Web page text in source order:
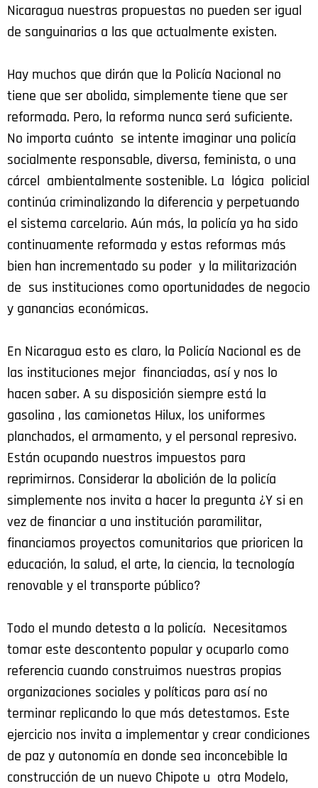
Nicaragua nuestras propuestas no pueden ser igual
de sanguinarias a las que actualmente existen.
Hay muchos que dirán que la Policía Nacional no
tiene que ser abolida, simplemente tiene que ser
reformada. Pero, la reforma nunca será suficiente.
No importa cuánto se intente imaginar una policía
socialmente responsable, diversa, feminista, o una
cárcel ambientalmente sostenible. La lógica policial
continúa criminalizando la diferencia y perpetuando
el sistema carcelario. Aún más, la policía ya ha sido
continuamente reformada y estas reformas más
bien han incrementado su poder y la militarización
de sus instituciones como oportunidades de negocio
y ganancias económicas.
En Nicaragua esto es claro, la Policía Nacional es de
las instituciones mejor financiadas, así y nos lo
hacen saber. A su disposición siempre está la
gasolina , las camionetas Hilux, los uniformes
planchados, el armamento, y el personal represivo.
Están ocupando nuestros impuestos para
reprimirnos. Considerar la abolición de la policía
simplemente nos invita a hacer la pregunta ¿Y si en
vez de financiar a una institución paramilitar,
financiamos proyectos comunitarios que prioricen la
educación, la salud, el arte, la ciencia, la tecnología
renovable y el transporte público?
Todo el mundo detesta a la policía. Necesitamos
tomar este descontento popular y ocuparlo como
referencia cuando construimos nuestras propias
organizaciones sociales y políticas para así no
terminar replicando lo que más detestamos. Este
ejercicio nos invita a implementar y crear condiciones
de paz y autonomía en donde sea inconcebible la
construcción de un nuevo Chipote u otra Modelo,